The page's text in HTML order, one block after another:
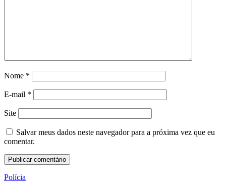
Nome *
E-mail *
Site
Salvar meus dados neste navegador para a próxima vez que eu
comentar.
Polícia